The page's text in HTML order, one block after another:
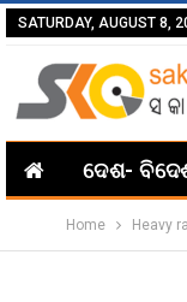
SATURDAY, AUGUST 8,
ଦେଶ-
Home Heavy